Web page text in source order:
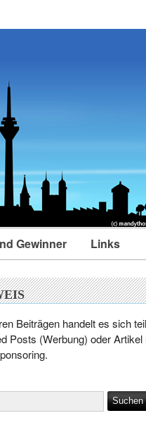
Gewinner Links
Beiträgen handelt es sich
Posts (Werbung) oder Artikel